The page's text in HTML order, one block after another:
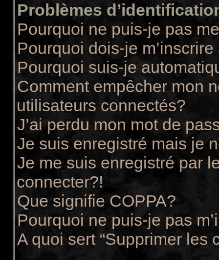
Problèmes
Pourquoi ne puis-je pas
Pourquoi dois-je
Pourquoi suis-je
Comment empêcher mon
utilisateurs connectés?
J’ai perdu mon mot de
Je suis enregistré mais je
Je me suis enregistré par
connecter?!
Que signifie COPPA?
Pourquoi ne puis-je pas
A quoi sert “Supprimer les